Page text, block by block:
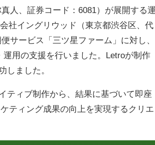
人、証券コード：6081）が展開する
社イングリウッド（東京都渋谷区、代
サービス「三ツ星ファーム」に対し、
用の支援を行いました。Letroが制作
しました。
ティブ制作から、結果に基づいて即座
ティング成果の向上を実現するクリエ